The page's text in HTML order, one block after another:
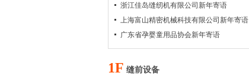
浙江佳岛缝纫机有限公司新年寄语
上海富山精密机械科技有限公司新年寄语
广东省孕婴童用品协会新年寄语
1F 缝前设备